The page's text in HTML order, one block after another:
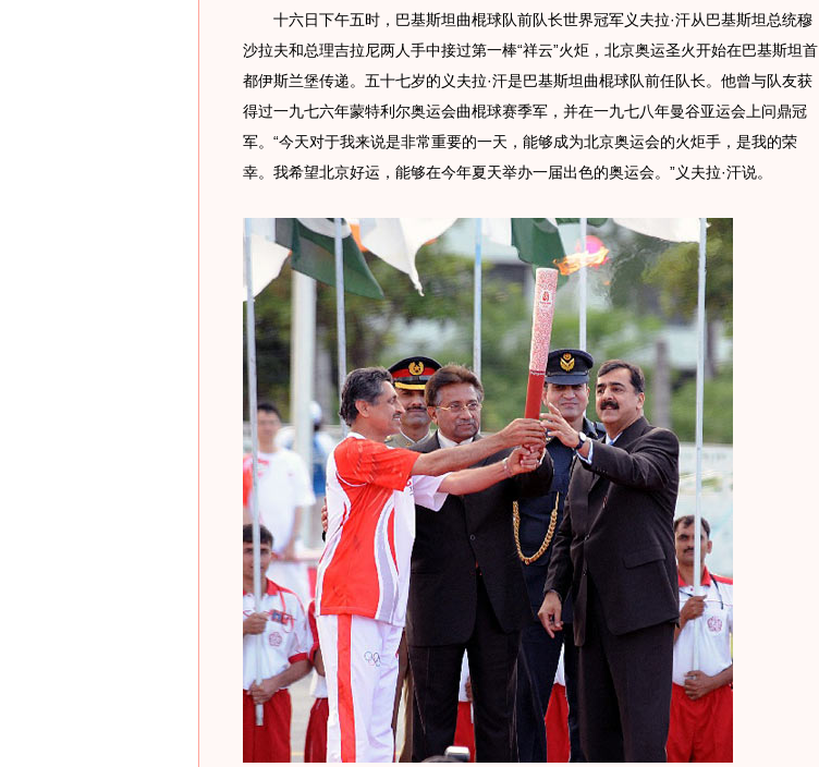
十六日下午五时，巴基斯坦曲棍球队前队长世界冠军义夫拉·汗从巴基斯坦总统穆
沙拉夫和总理吉拉尼两人手中接过第一棒“祥云”火炬，北京奥运圣火开始在巴基斯坦首
都伊斯兰堡传递。五十七岁的义夫拉·汗是巴基斯坦曲棍球队前任队长。他曾与队友获
得过一九七六年蒙特利尔奥运会曲棍球赛季军，并在一九七八年曼谷亚运会上问鼎冠
军。“今天对于我来说是非常重要的一天，能够成为北京奥运会的火炬手，是我的荣
幸。我希望北京好运，能够在今年夏天举办一届出色的奥运会。”义夫拉·汗说。